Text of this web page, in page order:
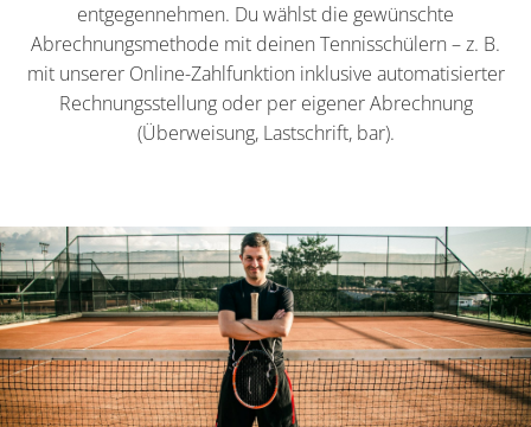
entgegennehmen. Du wählst die gewünschte
Abrechnungsmethode mit deinen Tennisschülern – z. B.
mit unserer Online-Zahlfunktion inklusive automatisierter
Rechnungsstellung oder per eigener Abrechnung
(Überweisung, Lastschrift, bar).